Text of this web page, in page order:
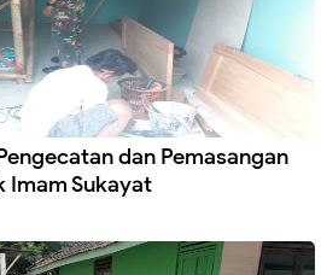
dan Pemasangan
Imam Sukayat